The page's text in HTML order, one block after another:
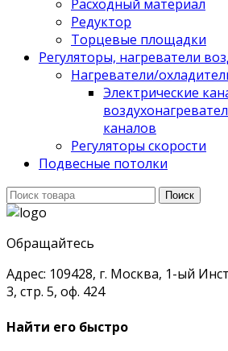
Расходный материал
Редуктор
Торцевые площадки
Регуляторы, нагреватели
Нагреватели/
Электрические
каналов
Регуляторы скорости
Подвесные потолки
Поиск
для:
Поиск
Обращайтесь
Адрес: 109428, г. Москва, 1-ый
3, стр. 5, оф. 424
Найти его быстро